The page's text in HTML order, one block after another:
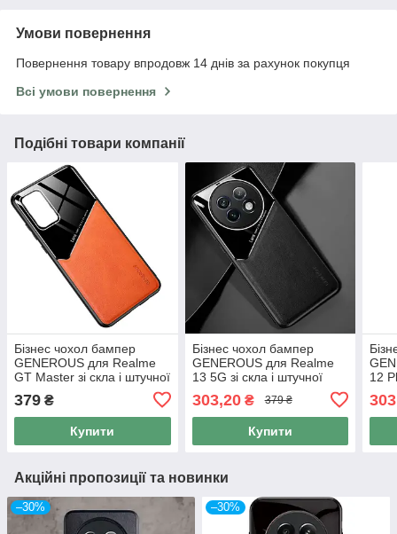
Умови повернення
Повернення товару впродовж 14 днів за рахунок покупця
Всі умови повернення
Подібні товари компанії
Бізнес чохол бампер
GENEROUS для Realme
GT Master зі скла і штучної
379 ₴
Купити
Бізнес чохол бампер
GENEROUS для Realme
13 5G зі скла і штучної
303,20₴ 379 ₴
Купити
12
Акційні пропозиції та новинки
–30% –30%